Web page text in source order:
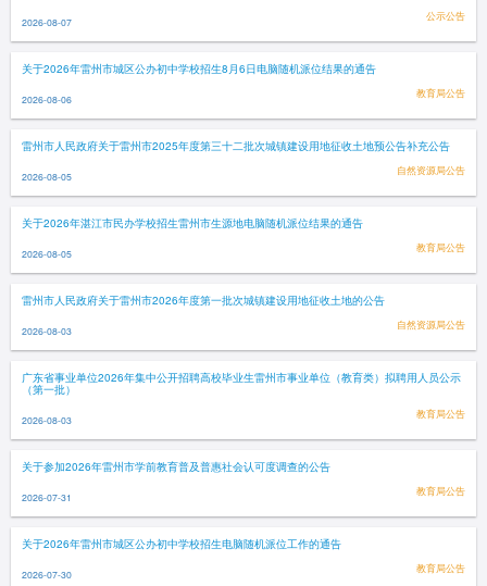
2026-08-07 公示公告
关于2026年雷州市城区公办初中学校招生8月6日电脑随机派位结果的通告
2026-08-06 教育局公告
雷州市人民政府关于雷州市2025年度第三十二批次城镇建设用地征收土地预公告补充公告
2026-08-05 自然资源局公告
关于2026年湛江市民办学校招生雷州市生源地电脑随机派位结果的通告
2026-08-05 教育局公告
雷州市人民政府关于雷州市2026年度第一批次城镇建设用地征收土地的公告
2026-08-03 自然资源局公告
广东省事业单位2026年集中公开招聘高校毕业生雷州市事业单位（教育类）拟聘用人员公示
（第一批）
2026-08-03 教育局公告
关于参加2026年雷州市学前教育普及普惠社会认可度调查的公告
2026-07-31 教育局公告
关于2026年雷州市城区公办初中学校招生电脑随机派位工作的通告
2026-07-30 教育局公告